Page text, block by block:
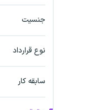
اراک
اردبیل
جنسیت
نوع قرارداد
سابقه کار